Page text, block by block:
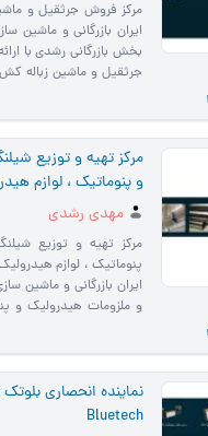
مرکز فروش جرثقیل و
بخش بازرگانی رشدی با
جرثقیل و ماشین زباله
مرکز تهیه و توزیع
و پنوماتیک ، لوازم
پنوماتیک در ایران
مهدی رشدی
مرکز تهیه و توزیع
پنوماتیک ، لوازم
و ملزومات هیدرولیک و
نماینده انحصاری بلوتک
Bluetech